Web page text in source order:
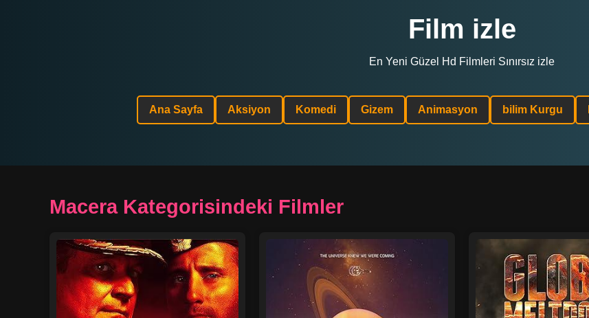
Film izle
En Yeni Güzel Hd Filmleri Sınırsız izle
Ana Sayfa Aksiyon Komedi Gizem Animasyon bilim Kurgu
Macera Kategorisindeki Filmler